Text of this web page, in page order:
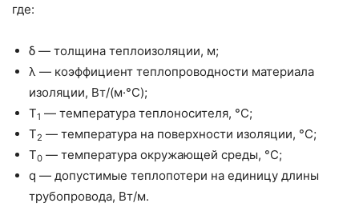
где:
δ — толщина теплоизоляции, м;
λ — коэффициент теплопроводности материала
изоляции, Вт/(м·°C);
T1 — температура теплоносителя, °C;
T2 — температура на поверхности изоляции, °C;
T0 — температура окружающей среды, °C;
q — допустимые теплопотери на единицу длины
трубопровода, Вт/м.